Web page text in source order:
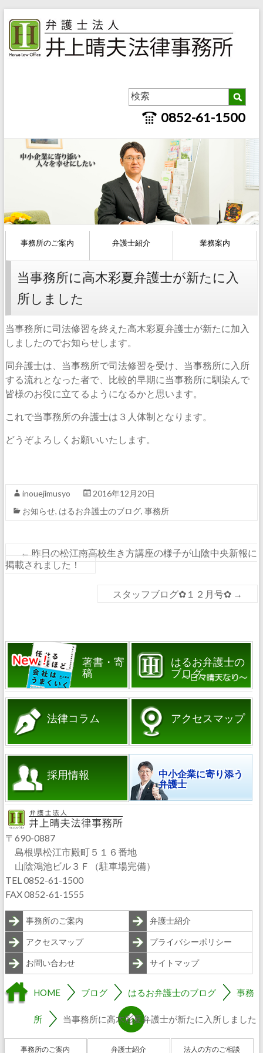
0852-61-1500
事務所のご案内 弁護士紹介 業務案内
当事務所に高木彩夏弁護士が新たに入
所しました
当事務所に司法修習を終えた高木彩夏弁護士が新たに加入
しましたのでお知らせします。
同弁護士は、当事務所で司法修習を受け、当事務所に入所
する流れとなった者で、比較的早期に当事務所に馴染んで
皆様のお役に立てるようになるかと思います。
これで当事務所の弁護士は３人体制となります。
どうぞよろしくお願いいたします。
inouejimusyo
2016年12月20日
お知らせ, はるお弁護士のブログ, 事務所
← 昨日の松江南高校生き方講座の様子が山陰中央新報に
掲載されました！
スタッフブログ✿１２月号✿ →
著書・寄
稿
はるお弁護士の
ブログ
法律コラム アクセスマップ
採用情報
中小企業に寄り添う
弁護士
〒690-0887
島根県松江市殿町５１６番地
山陰鴻池ビル３Ｆ（駐車場完備）
TEL 0852-61-1500
FAX 0852-61-1555
事務所のご案内 弁護士紹介
アクセスマップ プライバシーポリシー
お問い合わせ サイトマップ
HOME ブログ はるお弁護士のブログ 事務
所 当事務所に高木彩夏弁護士が新たに入所しました
事務所のご案内 弁護士紹介 法人の方のご相談